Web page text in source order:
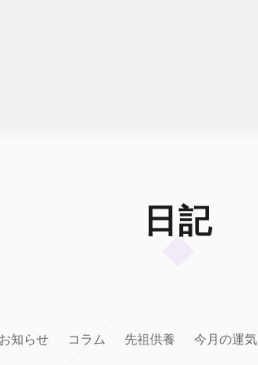
日記
お知らせ コラム 先祖供養 今月の運気